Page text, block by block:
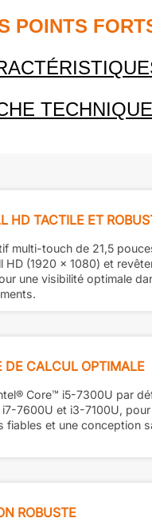
POINTS
TECHNIQUE
HD TACTILE ET
multi-touch de 21,5
HD (1920 x 1080) et
une visibilité optimale
DE CALCUL OPTIMALE
Core™ i5-7300U par
7600U et i3-7100U,
fiables et une conception
ROBUSTE